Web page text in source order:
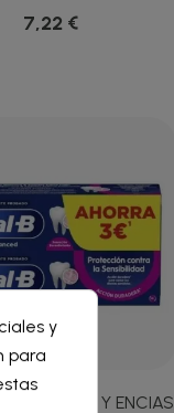
7,22 €
Y ENCIAS
×
y
para